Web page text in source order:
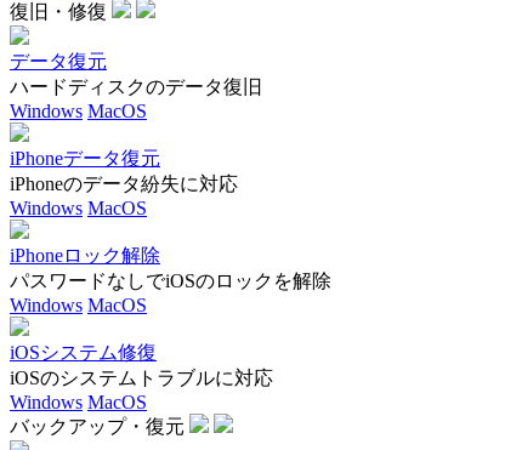
復旧・修復
データ復元
ハードディスクのデータ復旧
Windows MacOS
iPhoneデータ復元
iPhoneのデータ紛失に対応
Windows MacOS
iPhoneロック解除
パスワードなしでiOSのロックを解除
Windows MacOS
iOSシステム修復
iOSのシステムトラブルに対応
Windows MacOS
バックアップ・復元